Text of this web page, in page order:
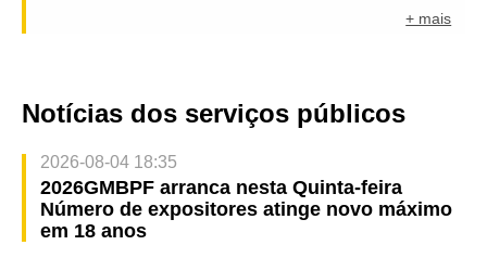
+ mais
Notícias dos serviços públicos
2026-08-04 18:35
2026GMBPF arranca nesta Quinta-feira
Número de expositores atinge novo máximo
em 18 anos